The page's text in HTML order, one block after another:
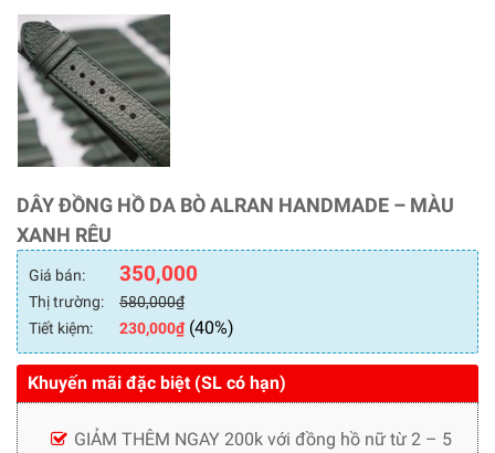
DÂY ĐỒNG HỒ DA BÒ ALRAN HANDMADE – MÀU
XANH RÊU
Giá bán: 350,000
Thị trường: 580,000₫
Tiết kiệm:
230,000₫(40%)
Khuyến mãi đặc biệt (SL có hạn)
GIẢM THÊM NGAY 200k với đồng hồ nữ từ 2 – 5